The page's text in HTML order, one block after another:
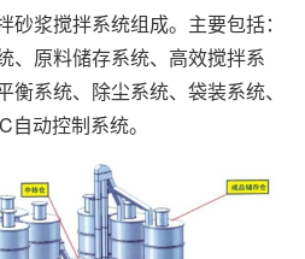
浆搅拌系统组成。主要包括：
、原料储存系统、高效搅拌系
系统、除尘系统、袋装系统、
动控制系统。